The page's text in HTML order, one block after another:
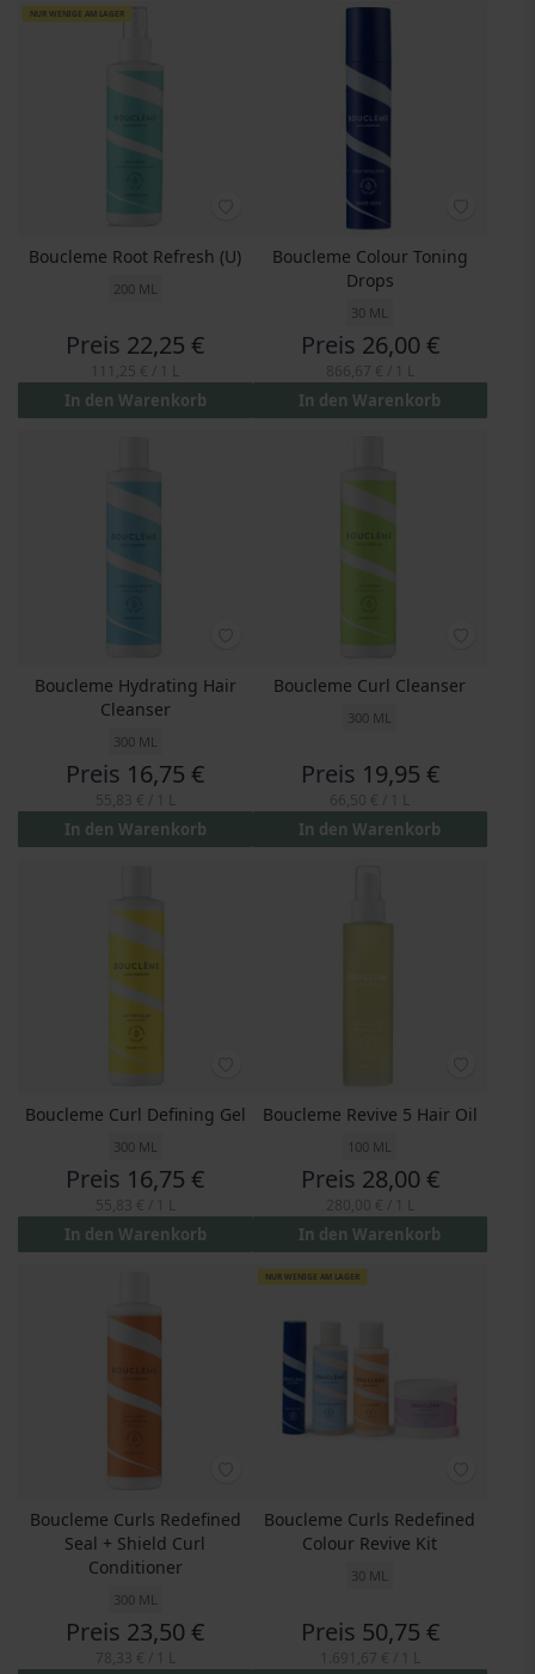
NUR WENIGE AM LAGER
Boucleme Root Refresh (U)
200 ML
Preis 22,25 €
In den Warenkorb
Boucleme Colour Toning
Drops
30 ML
Preis 26,00 €
In den Warenkorb
Boucleme Hydrating Hair
Cleanser
300 ML
Preis 16,75 €
In den Warenkorb
Boucleme Curl Cleanser
300 ML
Preis 19,95 €
In den Warenkorb
Boucleme Curl Defining Gel
300 ML
Preis 16,75 €
In den Warenkorb
Boucleme Revive 5 Hair Oil
100 ML
Preis 28,00 €
In den Warenkorb
Boucleme Curls Redefined
Seal + Shield Curl
Conditioner
300 ML
Preis 23,50 €
NUR WENIGE AM LAGER
Boucleme Curls Redefined
Colour Revive Kit
30 ML
Preis 50,75 €